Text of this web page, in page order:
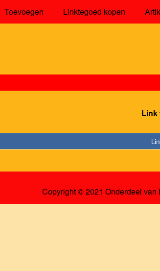
Toevoegen Linktegoed kopen
Link
Copyright © 2021 Onderdeel van